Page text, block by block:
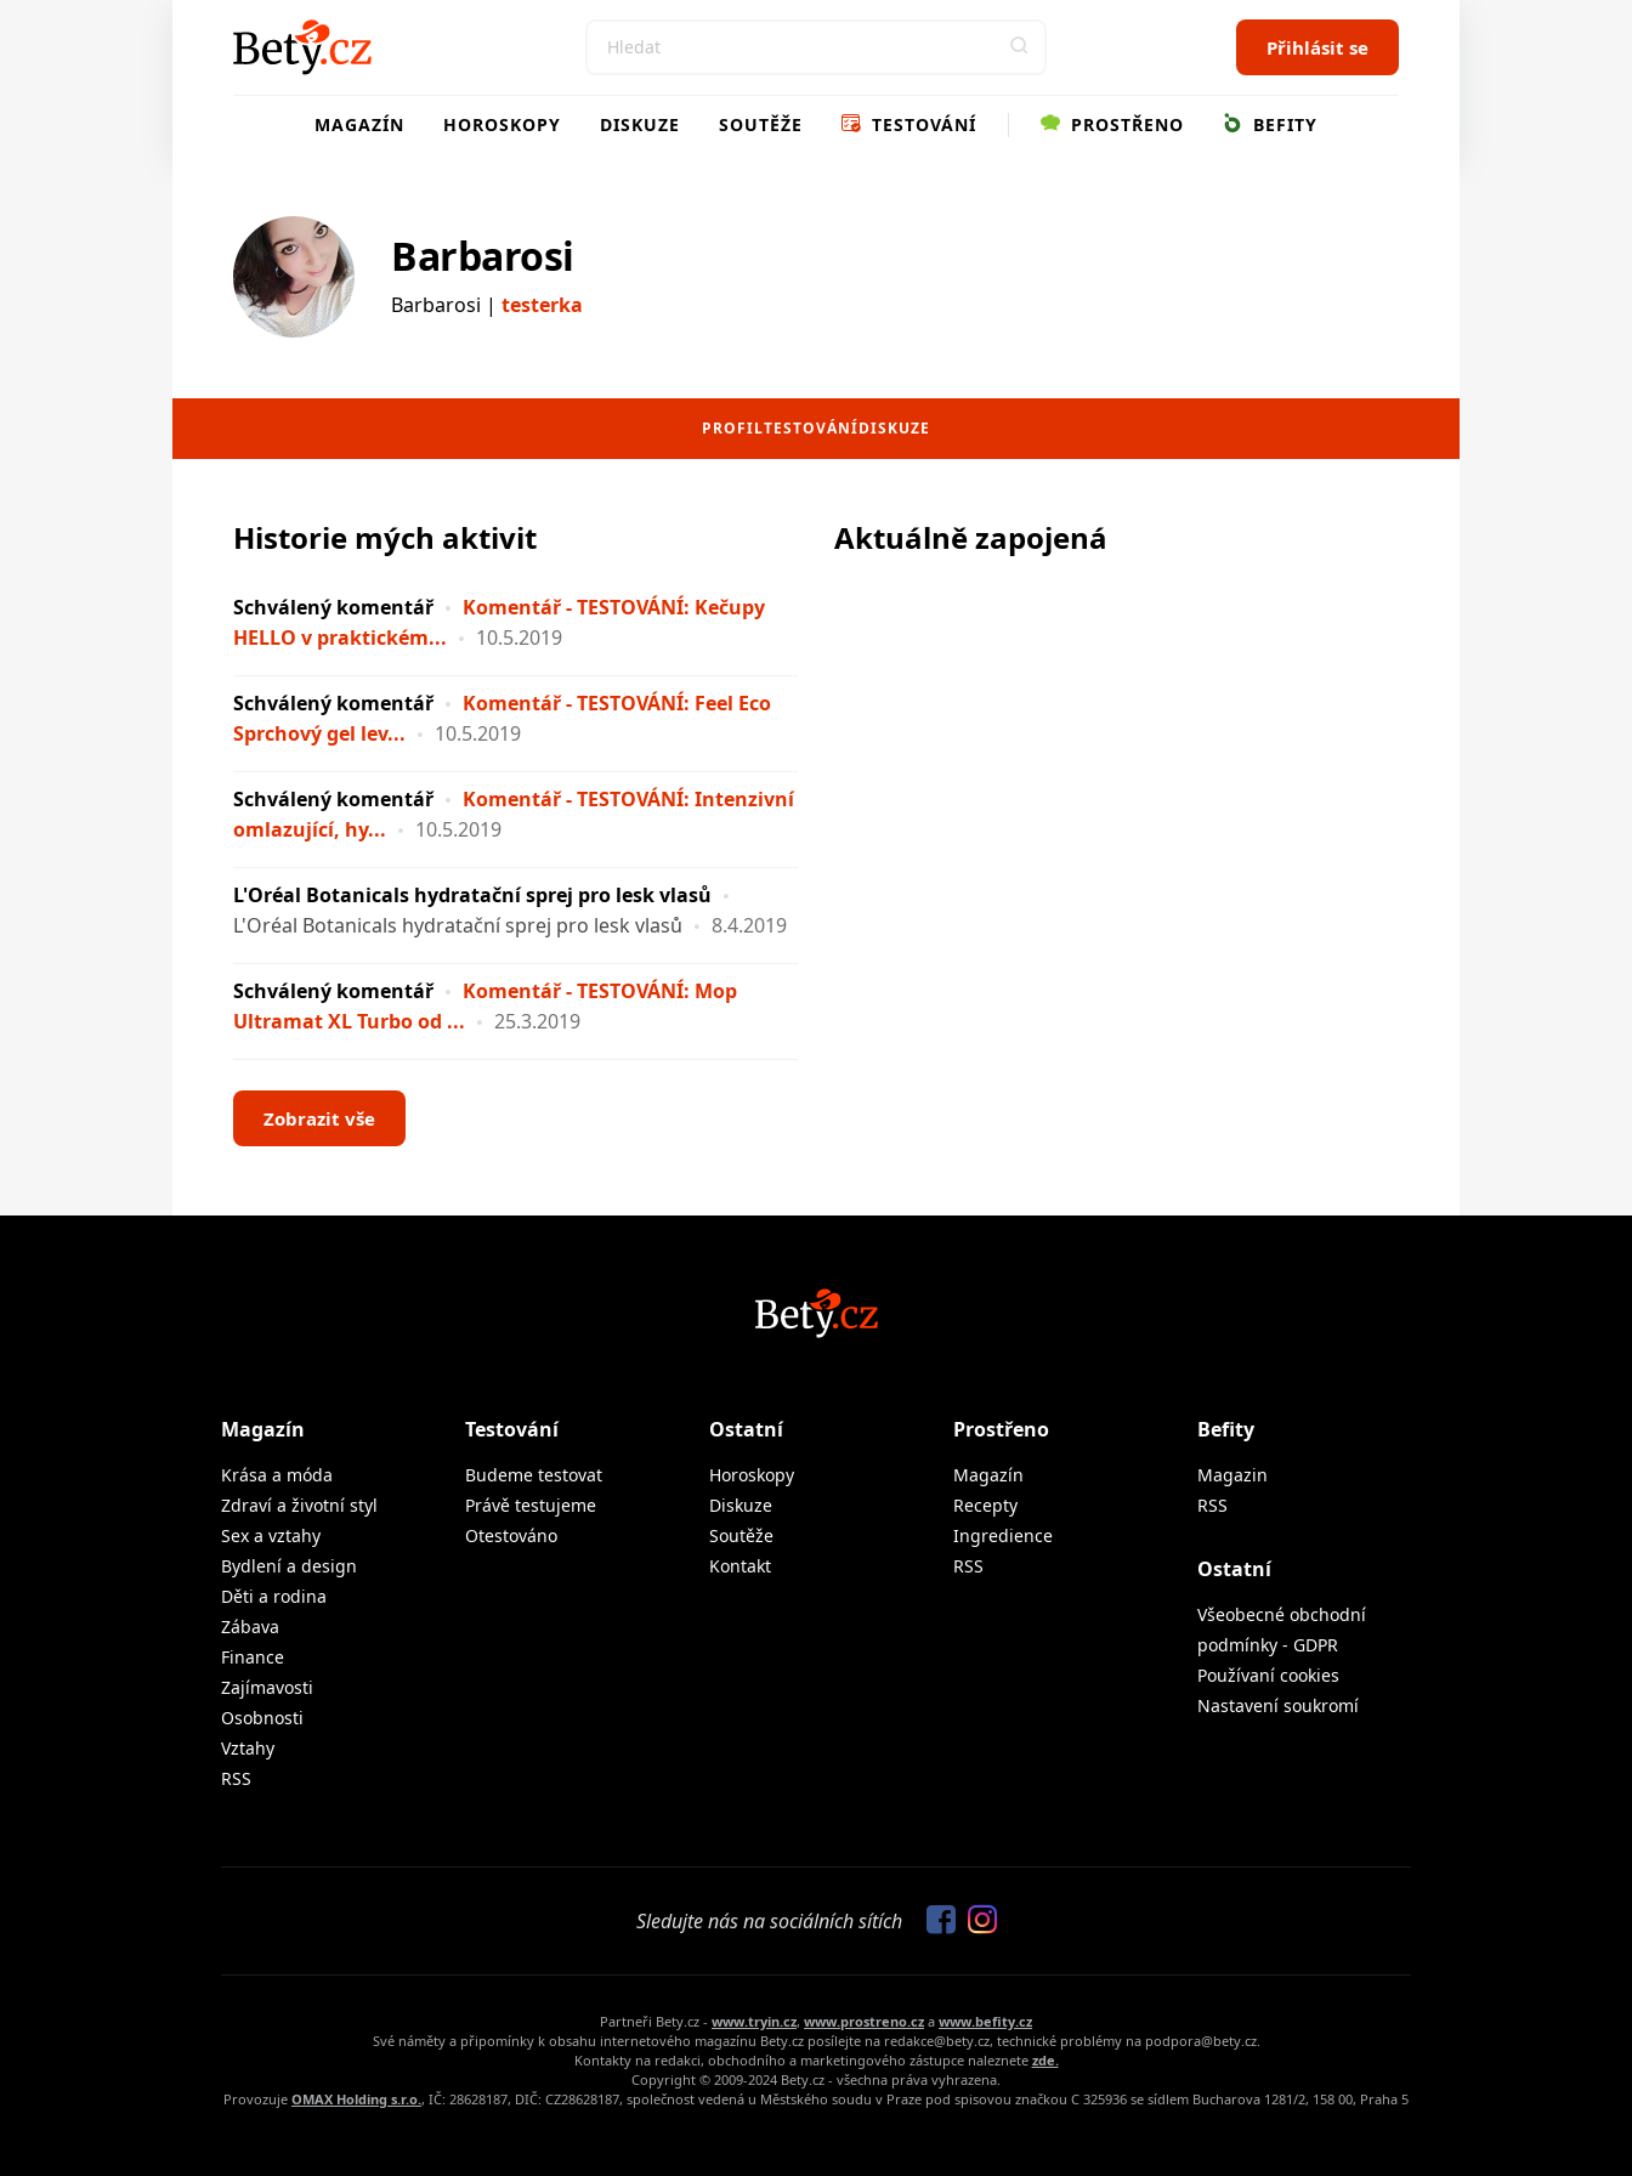
Přihlásit se
MAGAZÍN HOROSKOPY DISKUZE SOUTĚŽE TESTOVÁNÍ PROSTŘENO BEFITY
Barbarosi
Barbarosi | testerka
PROFILTESTOVÁNÍDISKUZE
Historie mých aktivit
Schválený komentář
Komentář - TESTOVÁNÍ: Kečupy
HELLO v praktickém...
10.5.2019
Schválený komentář
Komentář - TESTOVÁNÍ: Feel Eco
Sprchový gel lev...
10.5.2019
Schválený komentář
Komentář - TESTOVÁNÍ: Intenzivní
omlazující, hy...
10.5.2019
L'Oréal Botanicals hydratační sprej pro lesk vlasů
L'Oréal Botanicals hydratační sprej pro lesk vlasů
8.4.2019
Schválený komentář
Komentář - TESTOVÁNÍ: Mop
Ultramat XL Turbo od ...
25.3.2019
Zobrazit vše
Aktuálně zapojená
Magazín
Krása a móda
Zdraví a životní styl
Sex a vztahy
Bydlení a design
Děti a rodina
Zábava
Finance
Zajímavosti
Osobnosti
Vztahy
RSS
Testování
Budeme testovat
Právě testujeme
Otestováno
Ostatní
Horoskopy
Diskuze
Soutěže
Kontakt
Prostřeno
Magazín
Recepty
Ingredience
RSS
Befity
Magazin
RSS
Ostatní
Všeobecné obchodní
podmínky - GDPR
Používaní cookies
Nastavení soukromí
Sledujte nás na sociálních sítích
Partneři Bety.cz - www.tryin.cz, www.prostreno.cz a www.befity.cz
Své náměty a připomínky k obsahu internetového magazínu Bety.cz posílejte na redakce@bety.cz, technické problémy na podpora@bety.cz.
Kontakty na redakci, obchodního a marketingového zástupce naleznete zde.
Copyright © 2009-2024 Bety.cz - všechna práva vyhrazena.
Provozuje OMAX Holding s.r.o., IČ: 28628187, DIČ: CZ28628187, společnost vedená u Městského soudu v Praze pod spisovou značkou C 325936 se sídlem Bucharova 1281/2, 158 00, Praha 5